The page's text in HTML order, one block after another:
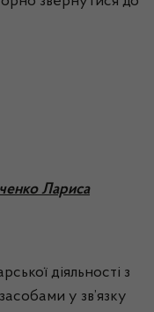
Лариса
діяльності з
у зв’язку